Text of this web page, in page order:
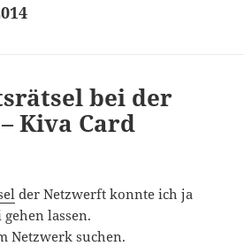
bei der
Kiva Card
der Netzwerft konnte ich ja
lassen.
Netzwerk suchen.